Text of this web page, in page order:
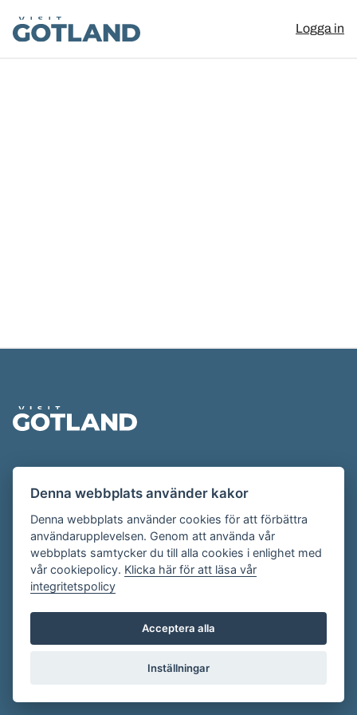
Visit Gotland
Logga in
Evenemangskalendern presenteras av
Destination Gotland påvisitgotland.se.
Har du frågor om evenemangskalendern? Mejla oss på
evenemang@visitgotland.se.
Cookies
Villkor
Skapa konto
Denna webbplats använder kakor
Denna webbplats använder cookies för att förbättra
användarupplevelsen. Genom att använda vår
webbplats samtycker du till alla cookies i enlighet med
vår cookiepolicy. Klicka här för att läsa vår
integritetspolicy
Acceptera alla
Inställningar